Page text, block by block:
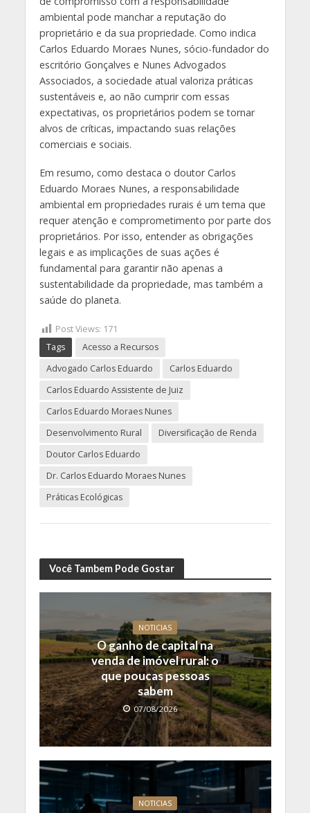
ambiental pode manchar a reputação do
proprietário e da sua propriedade. Como indica
Carlos Eduardo Moraes Nunes, sócio-fundador do
escritório Gonçalves e Nunes Advogados
Associados, a sociedade atual valoriza práticas
sustentáveis e, ao não cumprir com essas
expectativas, os proprietários podem se tornar
alvos de críticas, impactando suas relações
comerciais e sociais.
Em resumo, como destaca o doutor Carlos
Eduardo Moraes Nunes, a responsabilidade
ambiental em propriedades rurais é um tema que
requer atenção e comprometimento por parte dos
proprietários. Por isso, entender as obrigações
legais e as implicações de suas ações é
fundamental para garantir não apenas a
sustentabilidade da propriedade, mas também a
saúde do planeta.
Post Views: 171
Tags
Acesso a Recursos
Advogado Carlos Eduardo
Carlos Eduardo
Carlos Eduardo Assistente de Juiz
Carlos Eduardo Moraes Nunes
Desenvolvimento Rural
Diversificação de Renda
Doutor Carlos Eduardo
Dr. Carlos Eduardo Moraes Nunes
Práticas Ecológicas
Você Tambem Pode Gostar
NOTICIAS
O ganho de capital na
venda de imóvel rural: o
que poucas pessoas
sabem
07/08/2026
NOTICIAS